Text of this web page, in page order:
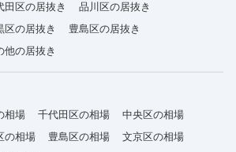
田区の居抜き
品川区の居抜き
区の居抜き
豊島区の居抜き
他の居抜き
相場 千代田区の相場
中央区の相場
の相場 豊島区の相場
文京区の相場